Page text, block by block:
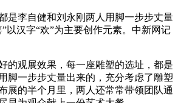
是李自健和刘永刚两人用脚一步步丈量
以汉字“欢”为主要创作元素。中新网记
观展效果，每一座雕塑的选址，都是
脚一步步丈量出来的，充分考虑了雕塑
展的半个月里，两人还常常带领团队通